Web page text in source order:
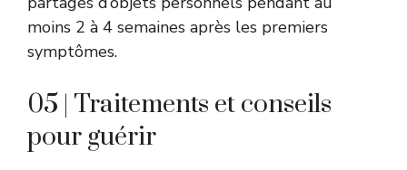
moins 2 à 4 semaines après les premiers
symptômes.
05 | Traitements et conseils
pour guérir